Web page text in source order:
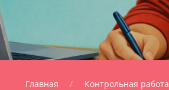
Главная Контрольная работа